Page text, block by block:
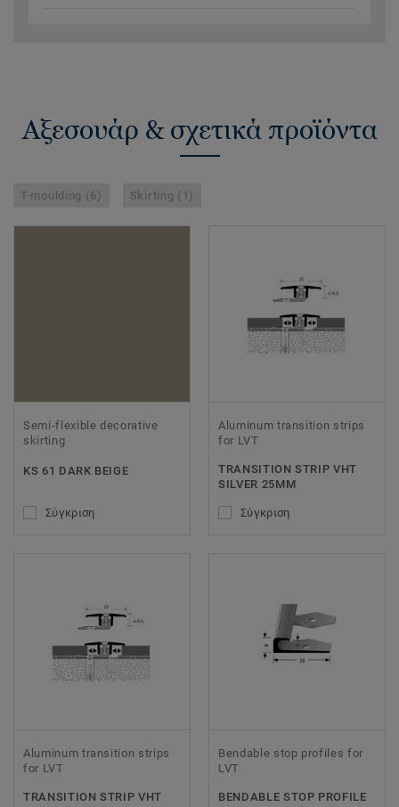
Αξεσουάρ & σχετικά προϊόντα
T-moulding (6) Skirting (1)
Semi-flexible decorative
skirting
KS 61 DARK BEIGE
Σύγκριση
Aluminum transition strips
for LVT
TRANSITION STRIP VHT
SILVER 25MM
Σύγκριση
Aluminum transition strips
for LVT
TRANSITION STRIP VHT
Bendable stop profiles for
LVT
BENDABLE STOP PROFILE